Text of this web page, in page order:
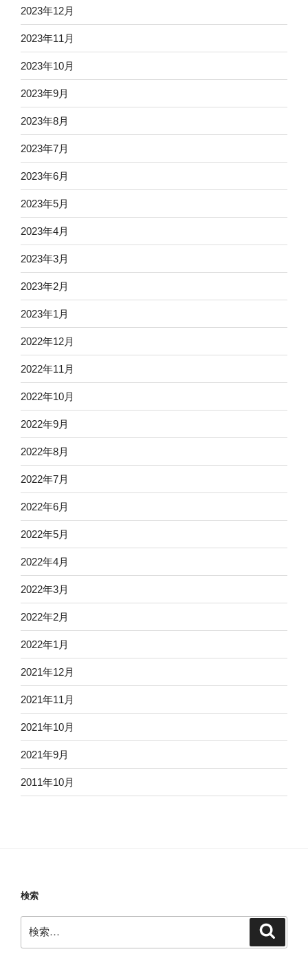
2023年12月
2023年11月
2023年10月
2023年9月
2023年8月
2023年7月
2023年6月
2023年5月
2023年4月
2023年3月
2023年2月
2023年1月
2022年12月
2022年11月
2022年10月
2022年9月
2022年8月
2022年7月
2022年6月
2022年5月
2022年4月
2022年3月
2022年2月
2022年1月
2021年12月
2021年11月
2021年10月
2021年9月
2011年10月
検索
索: